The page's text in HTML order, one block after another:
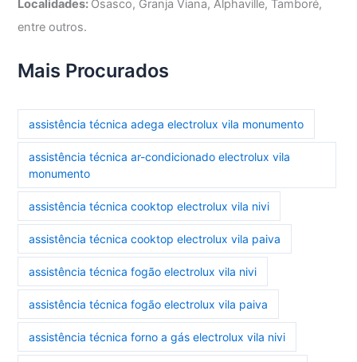
Localidades: Osasco, Granja Viana, Alphaville, Tamboré,
entre outros.
Mais Procurados
assistência técnica adega electrolux vila monumento
assistência técnica ar-condicionado electrolux vila
monumento
assistência técnica cooktop electrolux vila nivi
assistência técnica cooktop electrolux vila paiva
assistência técnica fogão electrolux vila nivi
assistência técnica fogão electrolux vila paiva
assistência técnica forno a gás electrolux vila nivi